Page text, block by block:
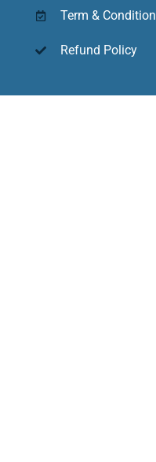
Term & Condition
Refund Policy